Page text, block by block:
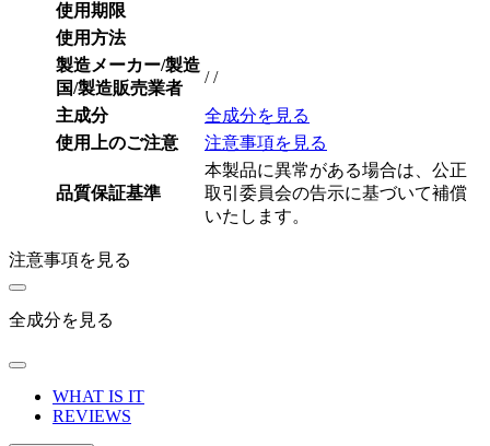
使用期限
使用方法
製造メーカー/製造
国/製造販売業者
/ /
主成分
全成分を見る
使用上のご注意
注意事項を見る
品質保証基準
本製品に異常がある場合は、公正
取引委員会の告示に基づいて補償
いたします。
注意事項を見る
全成分を見る
WHAT IS IT
REVIEWS